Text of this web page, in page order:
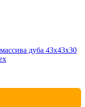
дуба 43х43х30